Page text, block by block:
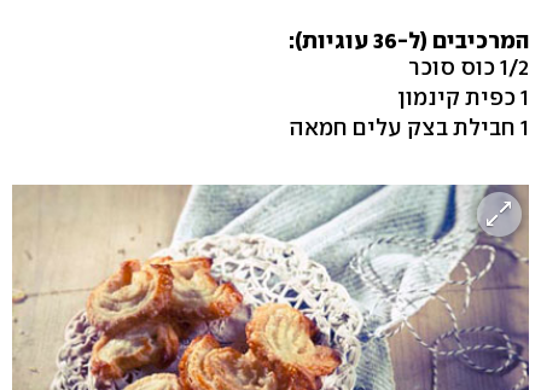
המרכיבים (ל-36 עוגיות):
1/2 כוס סוכר
1 כפית קינמון
1 חבילת בצק עלים חמאה